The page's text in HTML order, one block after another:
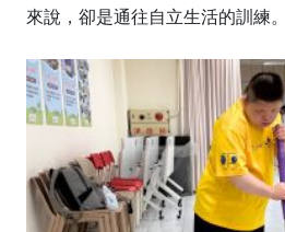
來說，卻是通往自立生活的訓練。